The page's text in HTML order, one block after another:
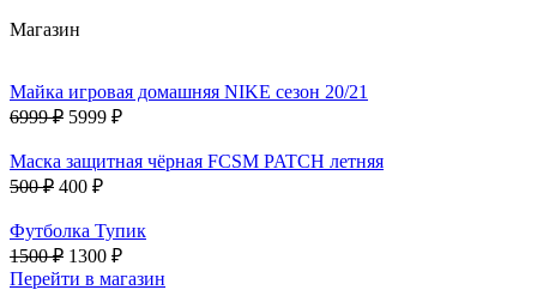
Магазин
Майка игровая домашняя NIKE сезон 20/21
6999 ₽ 5999 ₽
Маска защитная чёрная FCSM PATCH летняя
500 ₽ 400 ₽
Футболка Тупик
1500 ₽ 1300 ₽
Перейти в магазин